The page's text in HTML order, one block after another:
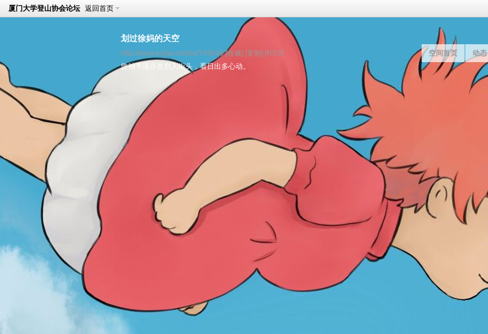
厦门大学登山协会论坛 返回首页
划过徐妈的天空
http://www.xuma.cn/bbs/?49649 [收藏] [复制] [RSS]
曾袖手漫步在别人街头，看日出多心动。
空间首页 动态